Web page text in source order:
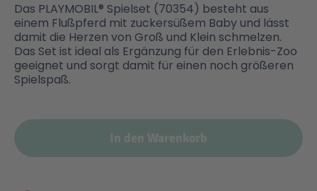
Das PLAYMOBIL® Spielset (70354) besteht aus
einem Flußpferd mit zuckersüßem Baby und lässt
damit die Herzen von Groß und Klein schmelzen.
Das Set ist ideal als Ergänzung für den Erlebnis-Zoo
geeignet und sorgt damit für einen noch größeren
Spielspaß.
In den Warenkorb